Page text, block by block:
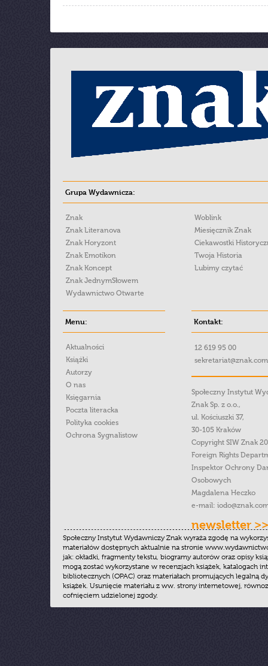
Grupa Wydawnicza:
Znak
Znak Literanova
Znak Horyzont
Znak Emotikon
Znak Koncept
Znak JednymSłowem
Wydawnictwo Otwarte
Woblink
Miesięcznik Znak
Ciekawostki
Twoja Historia
Lubimy czytać
Menu:
Aktualności
Książki
Autorzy
O nas
Księgarnia
Poczta literacka
Polityka cookies
Ochrona Sygnalistow
Kontakt:
12 619 95 00
Społeczny Instytut
Znak Sp. z o.o.,
ul. Kościuszki 37,
30-105 Kraków
Copyright SIW Znak
Foreign Rights
Inspektor Ochrony
Osobowych
Magdalena Heczko
e-mail:
newsletter >>
Społeczny Instytut Wydawniczy Znak wyraża zgodę na
materiałów dostępnych aktualnie na stronie
jak: okładki, fragmenty tekstu, biogramy autorów oraz opisy
mogą zostać wykorzystane w recenzjach książek, katalogach
bibliotecznych (OPAC) oraz materiałach promujących legalną
książek. Usunięcie materiału z ww. strony internetowej,
cofnięciem udzielonej zgody.